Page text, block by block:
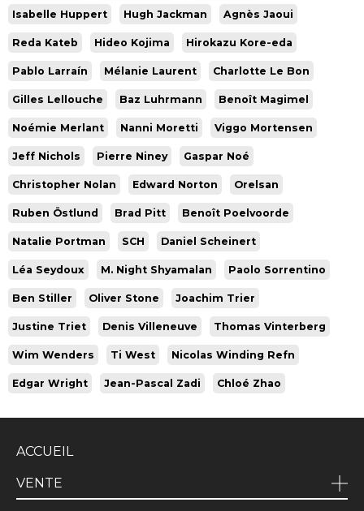
Isabelle Huppert Hugh Jackman Agnès Jaoui
Reda Kateb Hideo Kojima Hirokazu Kore-eda
Pablo Larraín Mélanie Laurent Charlotte Le Bon
Gilles Lellouche Baz Luhrmann Benoît Magimel
Noémie Merlant Nanni Moretti Viggo Mortensen
Jeff Nichols Pierre Niney Gaspar Noé
Christopher Nolan Edward Norton Orelsan
Ruben Östlund Brad Pitt Benoît Poelvoorde
Natalie Portman SCH Daniel Scheinert
Léa Seydoux M. Night Shyamalan Paolo Sorrentino
Ben Stiller Oliver Stone Joachim Trier
Justine Triet Denis Villeneuve Thomas Vinterberg
Wim Wenders Ti West Nicolas Winding Refn
Edgar Wright Jean-Pascal Zadi Chloé Zhao
ACCUEIL
VENTE